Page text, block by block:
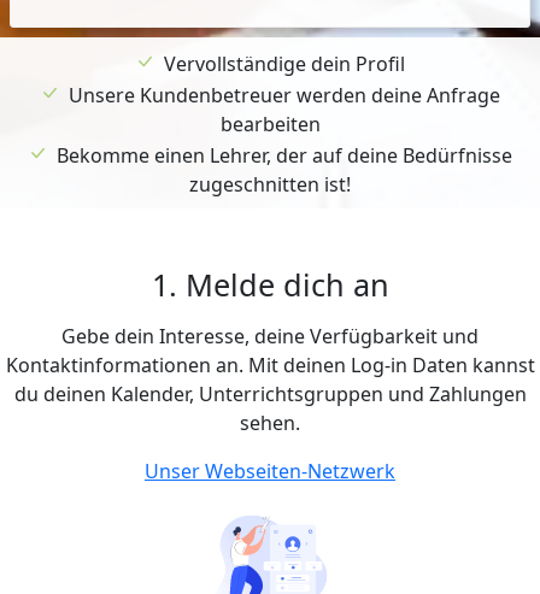
Vervollständige dein Profil
Unsere Kundenbetreuer werden deine Anfrage
bearbeiten
Bekomme einen Lehrer, der auf deine Bedürfnisse
zugeschnitten ist!
1. Melde dich an
Gebe dein Interesse, deine Verfügbarkeit und
Kontaktinformationen an. Mit deinen Log-in Daten kannst
du deinen Kalender, Unterrichtsgruppen und Zahlungen
sehen.
Unser Webseiten-Netzwerk